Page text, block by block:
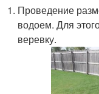
Проведение
водоем. Для
веревку.